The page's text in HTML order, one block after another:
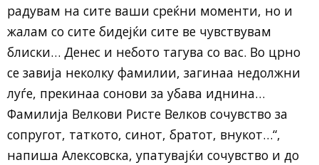
радувам на сите ваши среќни моменти, но и
жалам со сите бидејќи сите ве чувствувам
блиски… Денес и небото тагува со вас. Во црно
се завија неколку фамилии, загинаа недолжни
луѓе, прекинаа сонови за убава иднина…
Фамилија Велкови Ристе Велков сочувство за
сопругот, таткото, синот, братот, внукот…“,
напиша Алексовска, упатувајќи сочувство и до